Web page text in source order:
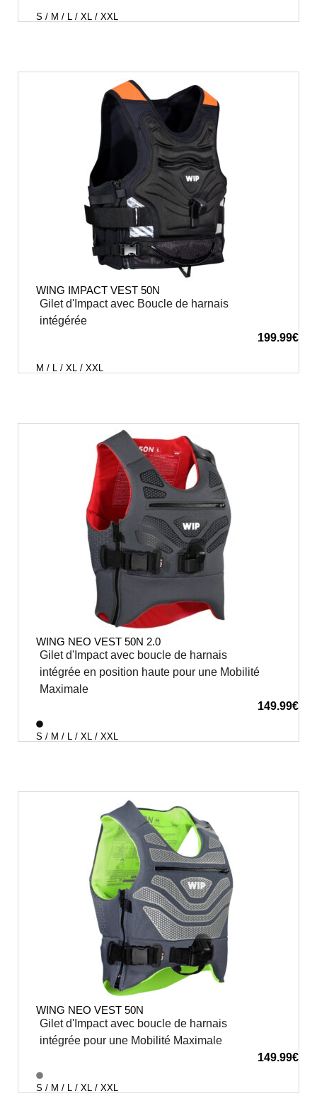
S / M / L / XL / XXL
WING IMPACT VEST 50N
Gilet d'Impact avec Boucle de harnais
intégérée
199.99€
M / L / XL / XXL
WING NEO VEST 50N 2.0
Gilet d'Impact avec boucle de harnais
intégrée en position haute pour une Mobilité
Maximale
149.99€
S / M / L / XL / XXL
WING NEO VEST 50N
Gilet d'Impact avec boucle de harnais
intégrée pour une Mobilité Maximale
149.99€
S / M / L / XL / XXL